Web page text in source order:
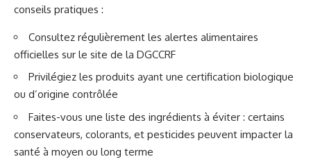
conseils pratiques :
Consultez régulièrement les alertes alimentaires
officielles sur le site de la DGCCRF
Privilégiez les produits ayant une certification biologique
ou d’origine contrôlée
Faites-vous une liste des ingrédients à éviter : certains
conservateurs, colorants, et pesticides peuvent impacter la
santé à moyen ou long terme